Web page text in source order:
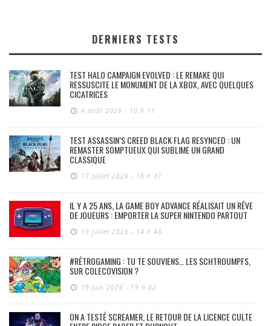
DERNIERS TESTS
TEST HALO CAMPAIGN EVOLVED : LE REMAKE QUI
RESSUSCITE LE MONUMENT DE LA XBOX, AVEC QUELQUES
CICATRICES
4 août 2026 - 10 h 17
TEST ASSASSIN’S CREED BLACK FLAG RESYNCED : UN
REMASTER SOMPTUEUX QUI SUBLIME UN GRAND
CLASSIQUE
17 juillet 2026 - 10 h 37
IL Y A 25 ANS, LA GAME BOY ADVANCE RÉALISAIT UN RÊVE
DE JOUEURS : EMPORTER LA SUPER NINTENDO PARTOUT
13 juillet 2026 - 14 h 48
#RÉTROGAMING : TU TE SOUVIENS… LES SCHTROUMPFS,
SUR COLECOVISION ?
19 juin 2026 - 19 h 02
ON A TESTÉ SCREAMER, LE RETOUR DE LA LICENCE CULTE